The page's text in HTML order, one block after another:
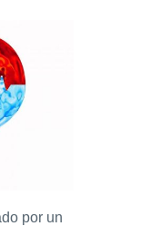
por un